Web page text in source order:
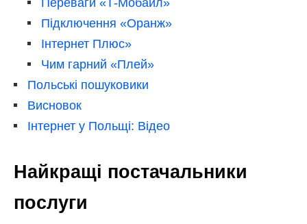
Переваги «Т-Мобайл»
Підключення «Оранж»
Інтернет Плюс»
Чим гарний «Плей»
Польські пошуковики
Висновок
Інтернет у Польщі: Відео
Найкращі постачальники
послуги